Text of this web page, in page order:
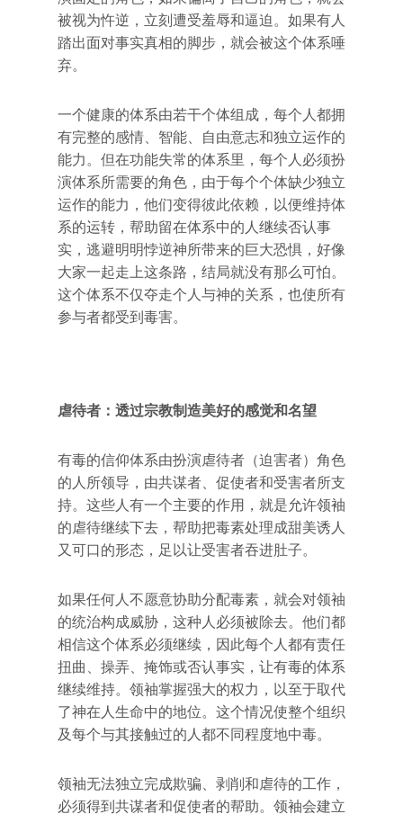
被视为忤逆，立刻遭受羞辱和逼迫。如果有人
踏出面对事实真相的脚步，就会被这个体系唾
弃。
一个健康的体系由若干个体组成，每个人都拥
有完整的感情、智能、自由意志和独立运作的
能力。但在功能失常的体系里，每个人必须扮
演体系所需要的角色，由于每个个体缺少独立
运作的能力，他们变得彼此依赖，以便维持体
系的运转，帮助留在体系中的人继续否认事
实，逃避明明悖逆神所带来的巨大恐惧，好像
大家一起走上这条路，结局就没有那么可怕。
这个体系不仅夺走个人与神的关系，也使所有
参与者都受到毒害。
虐待者：透过宗教制造美好的感觉和名望
有毒的信仰体系由扮演虐待者（迫害者）角色
的人所领导，由共谋者、促使者和受害者所支
持。这些人有一个主要的作用，就是允许领袖
的虐待继续下去，帮助把毒素处理成甜美诱人
又可口的形态，足以让受害者吞进肚子。
如果任何人不愿意协助分配毒素，就会对领袖
的统治构成威胁，这种人必须被除去。他们都
相信这个体系必须继续，因此每个人都有责任
扭曲、操弄、掩饰或否认事实，让有毒的体系
继续维持。领袖掌握强大的权力，以至于取代
了神在人生命中的地位。这个情况使整个组织
及每个与其接触过的人都不同程度地中毒。
领袖无法独立完成欺骗、剥削和虐待的工作，
必须得到共谋者和促使者的帮助。领袖会建立